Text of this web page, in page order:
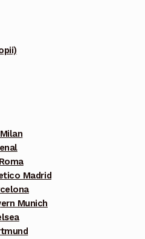
Madrid
Munich